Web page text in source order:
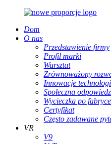
Dom
O nas
Przedstawienie firmy
Profil marki
Warsztat
Zrównoważony
Innowacje
Społeczna
Wycieczka po fabryce
Certyfikat
Często zadawane
VR
V9